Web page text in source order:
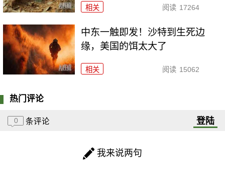
相关 阅读 17264
中东一触即发！沙特到生死边
缘，美国的饵太大了
相关 阅读 15062
热门评论
0 条评论 登陆
我来说两句